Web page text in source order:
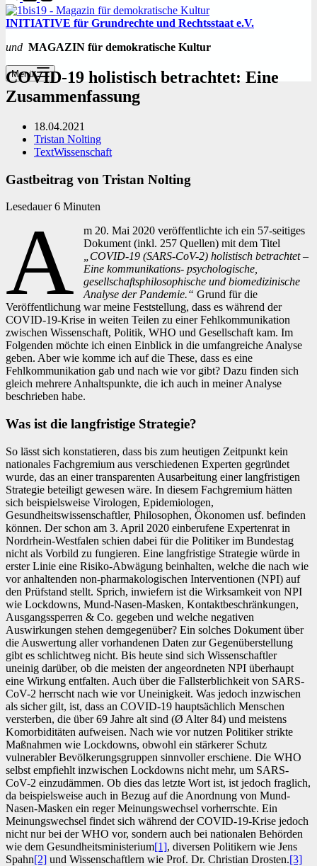
INITIATIVE für Grundrechte und Rechtsstaat e.V.
und MAGAZIN für demokratische Kultur
Menü
COVID-19 holistisch betrachtet: Eine
Zusammenfassung
18.04.2021
Tristan Nolting
TextWissenschaft
Gastbeitrag von Tristan Nolting
Lesedauer 6 Minuten
A
m 20. Mai 2020 veröffentlichte ich ein 57-seitiges
Dokument (inkl. 257 Quellen) mit dem Titel
„COVID-19 (SARS-CoV-2) holistisch betrachtet –
Eine kommunikations- psychologische,
gesellschaftsphilosophische und biomedizinische
Analyse der Pandemie.“ Grund für die
Veröffentlichung war meine Feststellung, dass es während der
COVID-19-Krise in weiten Teilen zu einer Fehlkommunikation
zwischen Wissenschaft, Politik, WHO und Gesellschaft kam. Im
Folgenden möchte ich einen Einblick in die umfangreiche Analyse
geben. Aber wie komme ich auf die These, dass es eine
Fehlkommunikation gab und nach wie vor gibt? Dazu finden sich
gleich mehrere Anhaltspunkte, die ich auch in meiner Analyse
beschrieben habe.
Was ist die langfristige Strategie?
So lässt sich konstatieren, dass bis zum heutigen Zeitpunkt kein
nationales Fachgremium aus verschiedenen Experten gegründet
wurde, das an einer transparenten Ausarbeitung einer langfristigen
Strategie beteiligt gewesen wäre. In diesem Fachgremium hätten
sich beispielsweise Virologen, Epidemiologen,
Gesundheitswissenschaftler, Philosophen, Ökonomen usf. befinden
können. Der schon am 3. April 2020 einberufene Expertenrat in
Nordrhein-Westfalen schien dabei für die Politiker im Bundestag
nicht als Vorbild zu fungieren. Eine langfristige Strategie würde in
erster Linie eine Risiko-Abwägung beinhalten, welche die nach wie
vor anhaltenden non-pharmakologischen Interventionen (NPI) auf
den Prüfstand stellt. Sprich, inwiefern ist die Wirksamkeit von NPI
wie Lockdowns, Mund-Nasen-Masken, Kontaktbeschränkungen,
Ausgangssperren & Co. gegeben und welche negativen
Auswirkungen stehen demgegenüber? Ein solches Dokument über
die Auswertung aller vorhandenen Daten zur Gegenüberstellung
gibt es schlichtweg nicht. Bis heute sind sich Wissenschaftler
uneinig darüber, ob die meisten der angeordneten NPI überhaupt
eine Wirkung entfalten. Auch über die Fallsterblichkeit von SARS-
CoV-2 herrscht nach wie vor Uneinigkeit. Was jedoch inzwischen
als sicher gilt, ist, dass an COVID-19 hauptsächlich Menschen
versterben, die über 69 Jahre alt sind (Ø Alter 84) und meistens
Komorbiditäten aufweisen. Nach wie vor nutzen Politiker strikte
Maßnahmen wie Lockdowns, obwohl ein stärkerer Schutz
vulnerabler Bevölkerungsgruppen sinnvoller erschiene. Die WHO
selbst empfiehlt inzwischen Lockdowns nicht mehr, um SARS-
CoV-2 einzudämmen. Ob dies das letzte Wort ist, ist jedoch fraglich,
da beispielsweise auch in Bezug auf die Anordnung von Mund-
Nasen-Masken ein reger Meinungswechsel vorherrschte. Ein
Meinungswechsel findet sich während der COVID-19-Krise jedoch
nicht nur bei der WHO vor, sondern auch bei nationalen Behörden
wie dem Gesundheitsministerium[1], diversen Politikern wie Jens
Spahn[2] und Wissenschaftlern wie Prof. Dr. Christian Drosten.[3]